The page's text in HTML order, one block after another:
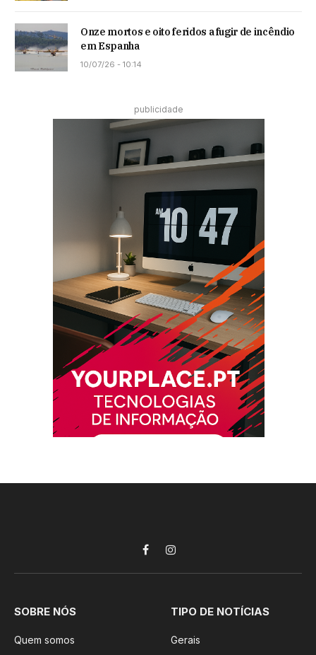
Onze mortos e oito feridos a fugir de incêndio
em Espanha
10/07/26 - 10:14
publicidade
FacebookInstagram
SOBRE NÓS
Quem somos
TIPO DE NOTÍCIAS
Gerais